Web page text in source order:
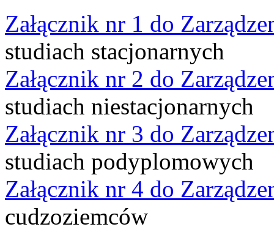
Załącznik nr 1 do
studiach stacjonarnych
Załącznik nr 2 do
studiach niestacjonarnych
Załącznik nr 3 do
studiach podyplomowych
Załącznik nr 4 do
cudzoziemców